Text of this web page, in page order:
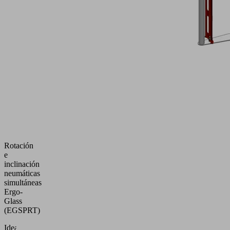
Rotación
e
inclinación
neumáticas
simultáneas
Ergo-
Glass
(EGSPRT)
Ideal